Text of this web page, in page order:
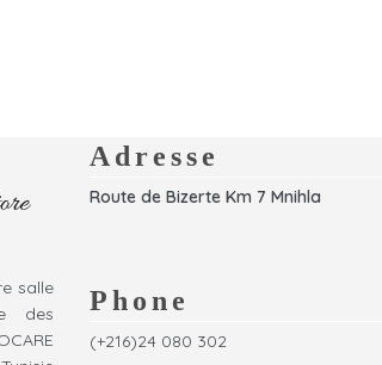
salle
des
Adresse
Route de Bizerte Km 7 Mnihla
Phone
(+216)24 080 302